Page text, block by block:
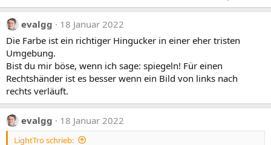
evalgg
18 Januar 2022
Die Farbe ist ein richtiger Hingucker in einer eher tristen
Umgebung.
Bist du mir böse, wenn ich sage: spiegeln! Für einen
Rechtshänder ist es besser wenn ein Bild von links nach
rechts verläuft.
evalgg 18 Januar 2022
LightTro schrieb: